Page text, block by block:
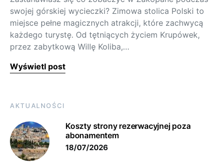
swojej górskiej wycieczki? Zimowa stolica Polski to
miejsce pełne magicznych atrakcji, które zachwycą
każdego turystę. Od tętniących życiem Krupówek,
przez zabytkową Willę Koliba,…
Wyświetl post
AKTUALNOŚCI
Koszty strony rezerwacyjnej poza
abonamentem
18/07/2026